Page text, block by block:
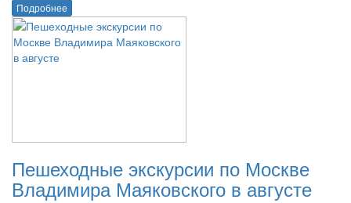
Подробнее
Пешеходные экскурсии по Москве
Владимира Маяковского в августе